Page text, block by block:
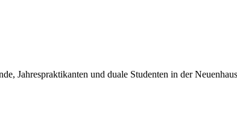
Jahrespraktikanten und duale Studenten in der